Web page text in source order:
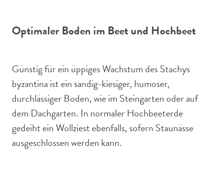
Optimaler Boden im Beet und Hochbeet
Günstig für ein üppiges Wachstum des Stachys
byzantina ist ein sandig-kiesiger, humoser,
durchlässiger Boden, wie im Steingarten oder auf
dem Dachgarten. In normaler Hochbeeterde
gedeiht ein Wollziest ebenfalls, sofern Staunässe
ausgeschlossen werden kann.